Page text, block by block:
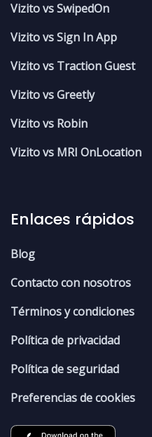
Vizito vs SwipedOn
Vizito vs Sign In App
Vizito vs Traction Guest
Vizito vs Greetly
Vizito vs Robin
Vizito vs MRI OnLocation
Enlaces rápidos
Blog
Contacto con nosotros
Términos y condiciones
Política de privacidad
Política de seguridad
Preferencias de cookies